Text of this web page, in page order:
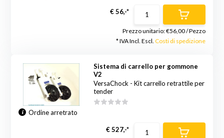
€ 56,-*
Prezzo unitario:€56,00/Pezzo
* IVA Incl. Escl. Costi di spedizione
Sistema di carrello per gommone
V2
VersaChock - Kit carrello retrattile per
tender
Ordine arretrato
€ 527,-*